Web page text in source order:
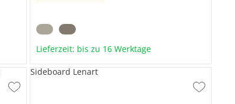
Lieferzeit: bis zu 16 Werktage
Sideboard Lenart